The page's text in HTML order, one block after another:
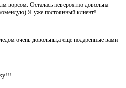
ворсом. Осталась невероятно довольна
Я уже постоянный клиент!
очень довольны,а еще подаренные вами